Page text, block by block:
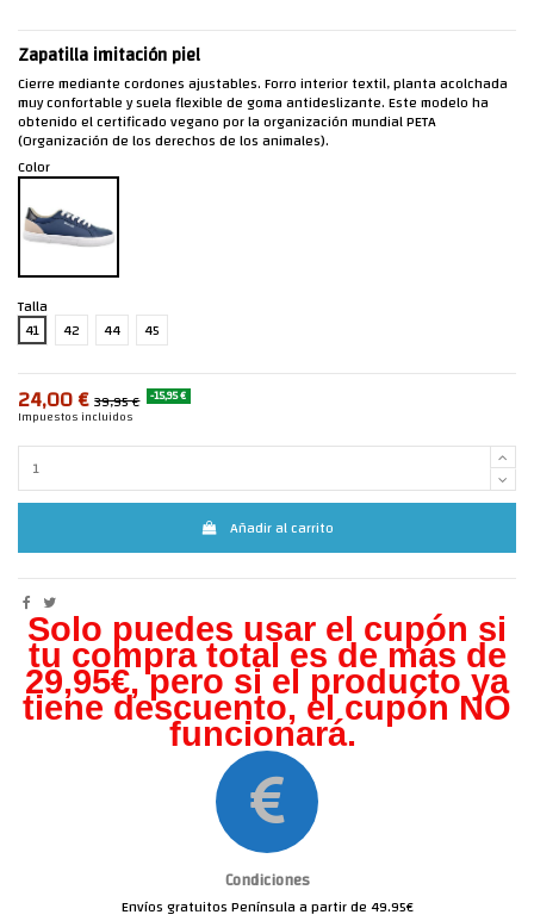
Zapatilla imitación piel
Cierre mediante cordones ajustables. Forro interior textil, planta acolchada
muy confortable y suela flexible de goma antideslizante. Este modelo ha
obtenido el certificado vegano por la organización mundial PETA
(Organización de los derechos de los animales).
Color
Talla
41
42 44 45
24,00 € 39,95 € -15,95 €
Impuestos incluidos
Añadir al carrito
Solo puedes usar el cupón si
tu compra total es de más de
29,95€, pero si el producto ya
tiene descuento, el cupón NO
funcionará.
Condiciones
Envíos gratuitos Península a partir de 49.95€